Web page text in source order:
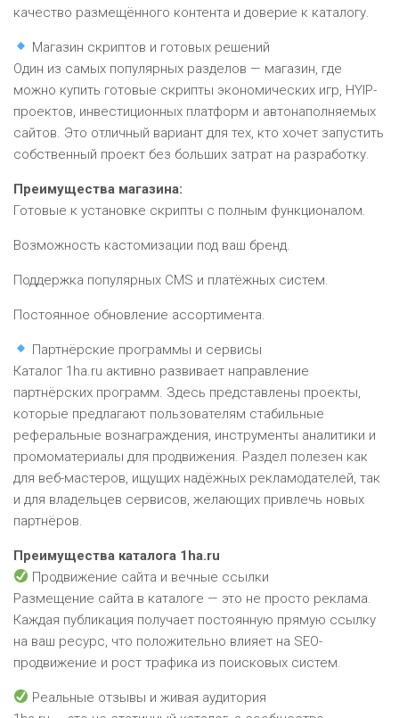
качество размещённого контента и доверие к каталогу.
Магазин скриптов и готовых решений
Один из самых популярных разделов — магазин, где
можно купить готовые скрипты экономических игр, HYIP-
проектов, инвестиционных платформ и автонаполняемых
сайтов. Это отличный вариант для тех, кто хочет запустить
собственный проект без больших затрат на разработку.
Преимущества магазина:
Готовые к установке скрипты с полным функционалом.
Возможность кастомизации под ваш бренд.
Поддержка популярных CMS и платёжных систем.
Постоянное обновление ассортимента.
Партнёрские программы и сервисы
Каталог 1ha.ru активно развивает направление
партнёрских программ. Здесь представлены проекты,
которые предлагают пользователям стабильные
реферальные вознаграждения, инструменты аналитики и
промоматериалы для продвижения. Раздел полезен как
для веб-мастеров, ищущих надёжных рекламодателей, так
и для владельцев сервисов, желающих привлечь новых
партнёров.
Преимущества каталога 1ha.ru
Продвижение сайта и вечные ссылки
Размещение сайта в каталоге — это не просто реклама.
Каждая публикация получает постоянную прямую ссылку
на ваш ресурс, что положительно влияет на SEO-
продвижение и рост трафика из поисковых систем.
Реальные отзывы и живая аудитория